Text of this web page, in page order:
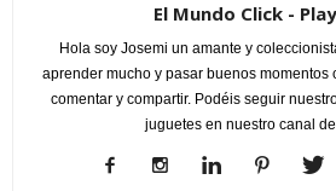
El Mundo Click -
Hola soy Josemi un amante y
aprender mucho y pasar buenos momentos
comentar y compartir. Podéis seguir
juguetes en nuestro canal